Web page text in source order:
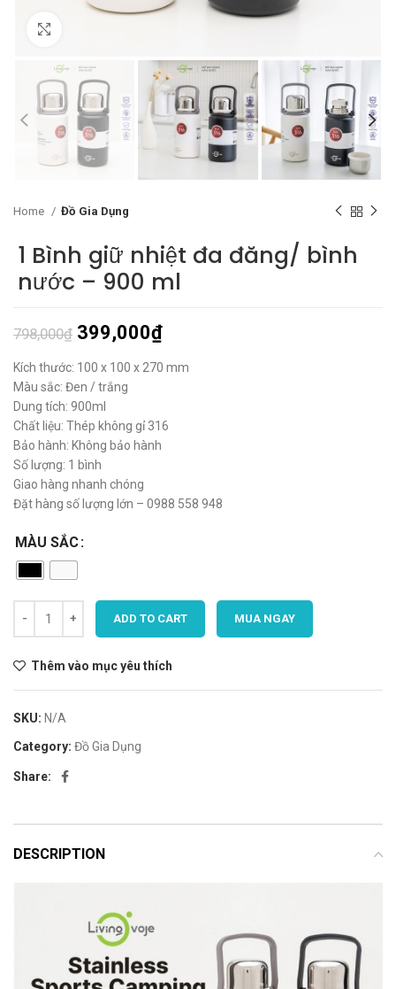
Home Đồ Gia Dụng
1 Bình giữ nhiệt đa đăng/ bình
nước – 900 ml
798,000₫ 399,000₫
Kích thước: 100 x 100 x 270 mm
Màu sắc: Đen / trắng
Dung tích: 900ml
Chất liệu: Thép không gỉ 316
Bảo hành: Không bảo hành
Số lượng: 1 bình
Giao hàng nhanh chóng
Đặt hàng số lượng lớn – 0988 558 948
MÀU SẮC
ADD TO CART MUA NGAY
Thêm vào mục yêu thích
SKU: N/A
Category: Đồ Gia Dụng
Share:
DESCRIPTION